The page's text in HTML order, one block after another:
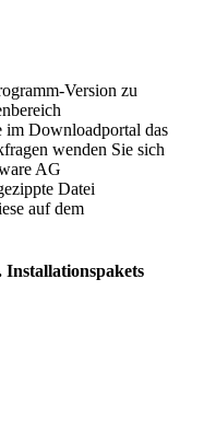
Version zu
im Downloadportal das
wenden Sie sich
AG
Datei
auf dem
Installationspakets